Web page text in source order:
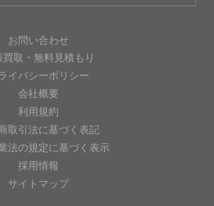
お問い合わせ
買取・無料見積もり
イバシーポリシー
会社概要
利用規約
取引法に基づく表記
法の規定に基づく表示
採用情報
サイトマップ